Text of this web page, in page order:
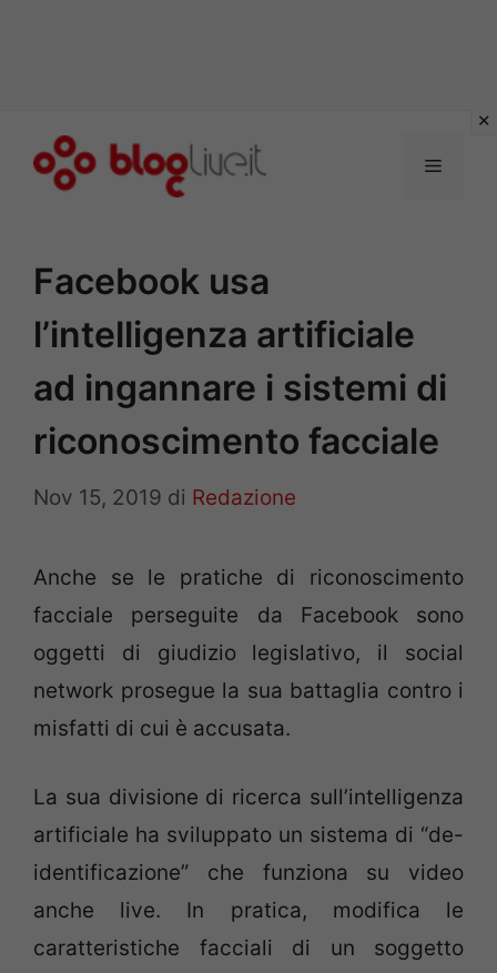
Menu
Facebook usa
l’intelligenza artificiale
ad ingannare i sistemi di
riconoscimento facciale
Nov 15, 2019 di Redazione
Anche se le pratiche di riconoscimento
facciale perseguite da Facebook sono
oggetti di giudizio legislativo, il social
network prosegue la sua battaglia contro i
misfatti di cui è accusata.
La sua divisione di ricerca sull’intelligenza
artificiale ha sviluppato un sistema di “de-
identificazione” che funziona su video
anche live. In pratica, modifica le
caratteristiche facciali di un soggetto